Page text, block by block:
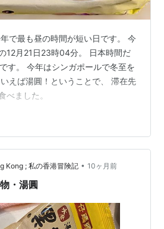
で最も昼の時間が短い日です。 今
12月21日23時04分。 日本時間だ
す。 今年はシンガポールで冬至を
えば湯圓！ということで、 滞在先
べました。
Kong ; 私の香港冒険記 • 10ヶ月前
・湯圓